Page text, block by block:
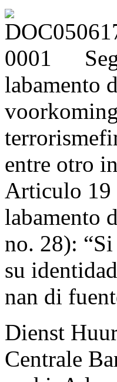
labamento
entre otro
Articulo 19
labamento
no. 28):
su
nan di
Dienst
Centrale